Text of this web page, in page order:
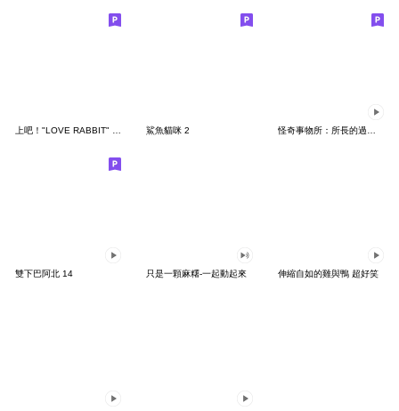
鯊魚貓咪 2
雙下巴阿北 14 只是一顆麻糬-一起動起來 伸縮自如的雞與鴨 超好笑